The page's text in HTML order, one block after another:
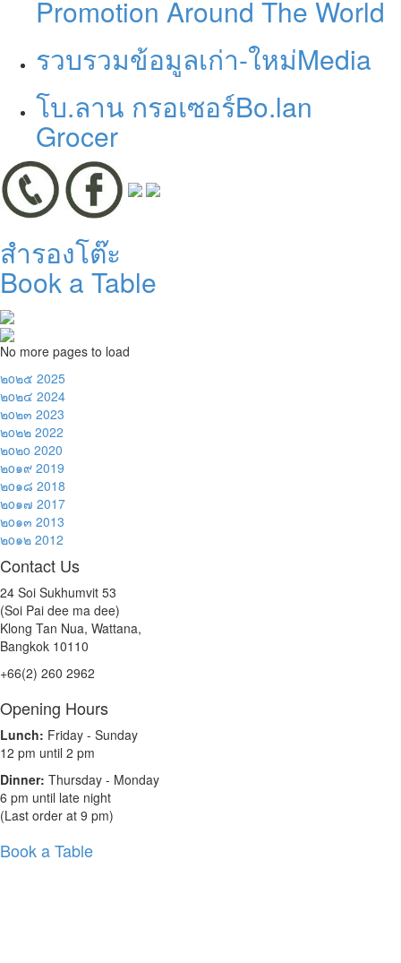
Promotion Around The World
รวบรวมข้อมูลเก่า-ใหม่Media
โบ.ลาน กรอเซอร์Bo.lan
Grocer
สำรองโต๊ะ
Book a Table
No more pages to load
๒o๒๕ 2025
๒o๒๔ 2024
๒o๒๓ 2023
๒o๒๒ 2022
๒o๒o 2020
๒o๑๙ 2019
๒o๑๘ 2018
๒o๑๗ 2017
๒o๑๓ 2013
๒o๑๒ 2012
Contact Us
24 Soi Sukhumvit 53
(Soi Pai dee ma dee)
Klong Tan Nua, Wattana,
Bangkok 10110
+66(2) 260 2962
Opening Hours
Lunch: Friday - Sunday
12 pm until 2 pm
Dinner: Thursday - Monday
6 pm until late night
(Last order at 9 pm)
Book a Table